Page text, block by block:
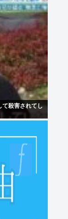
て殺害されてし